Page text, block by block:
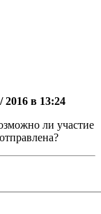
в 13:24
ли участие